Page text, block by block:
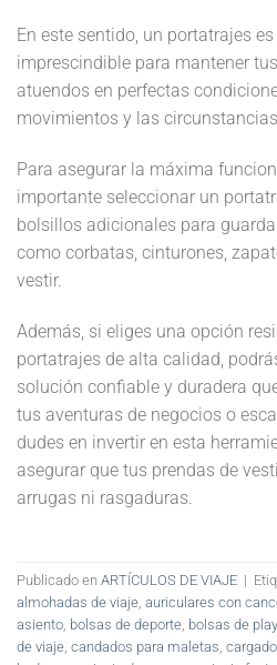
En este sentido, un portatrajes
imprescindible para mantener
atuendos en perfectas
movimientos y las
Para asegurar la máxima
importante seleccionar un
bolsillos adicionales para
como corbatas, cinturones,
vestir.
Además, si eliges una opción
portatrajes de alta calidad,
solución confiable y duradera
tus aventuras de negocios o
dudes en invertir en esta
asegurar que tus prendas de
arrugas ni rasgaduras.
Publicado en ARTÍCULOS DE VIAJE |
almohadas de viaje, auriculares con
asiento, bolsas de deporte, bolsas de
de viaje, candados para maletas,